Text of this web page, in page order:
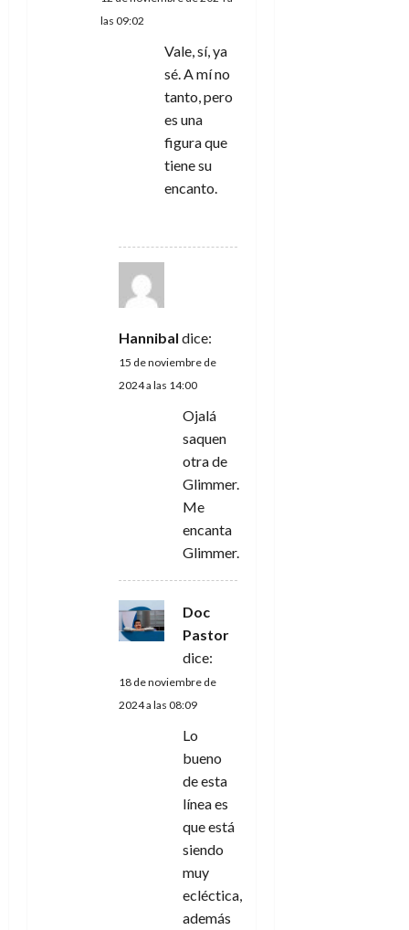
las 09:02
Vale, sí, ya
sé. A mí no
tanto, pero
es una
figura que
tiene su
encanto.
Hannibal dice:
15 de noviembre de
2024 a las 14:00
Ojalá
saquen
otra de
Glimmer.
Me
encanta
Glimmer.
Doc
Pastor
dice:
18 de noviembre de
2024 a las 08:09
Lo
bueno
de esta
línea es
que está
siendo
muy
ecléctica,
además